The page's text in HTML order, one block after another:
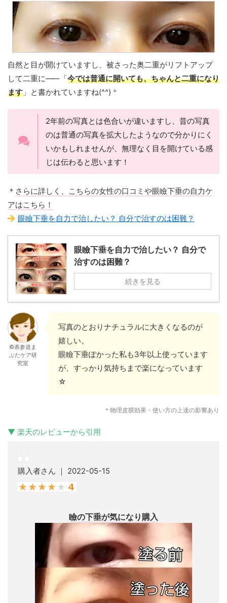
自然と目が開けていますし、被さった奥二重がリフトアップ
して二重に——「今では普通に開いても、ちゃんと二重になり
ます 」と書かれていますね(^^) *
2年前の写真とは色合いが違いますし、昔の写真
のは普通の写真を拡大したようなので分かりにく
いかもしれませんが、無理なく目を開けている感
じは伝わると思います！
＊ さらに詳しく、こちらの女性の口コミや眼瞼下垂の自力ケ
アはこちら！
眼瞼下垂を自力で治したい？ 自分で治すのは困難？
眼瞼下垂を自力で治したい？ 自分で
治すのは困難？
続きを見る
©表参道ま
ぶたケア研
究室
写真のとおりナチュラルに大きくなるのが
嬉しい。
眼瞼下垂ぽかった私も3年以上使っています
が、すっかり気持ちまで楽になっています
☆
＊物理皮膜効果・使い方の上達の影響あり
▼ 楽天のレビューから引用
購入者さん ｜ 2022-05-15
瞼の下垂が気になり購入